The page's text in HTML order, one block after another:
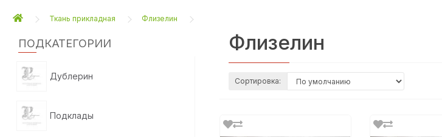
Ткань прикладная Флизелин
ПОДКАТЕГОРИИ
Дублерин
Подклады
Флизелин
Сортировка: